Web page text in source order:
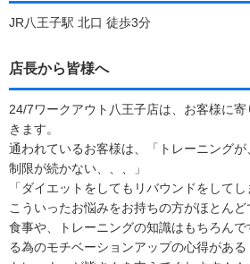
JR八王子駅 北口 徒歩3分
店長から皆様へ
24/7ワークアウト八王子店は、お客様に
きます。
通われているお客様は、「トレーニング
制限が続かない、、、」
「ダイエットをしてもリバウンドをしてし
こういったお悩みをお持ちの方がほとんど
食事や、トレーニングの知識はもちろん
る為のモチベーションアップの心得がある